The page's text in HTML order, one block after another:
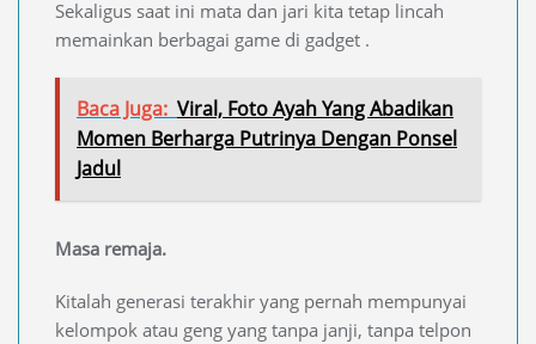
Sekaligus saat ini mata dan jari kita tetap lincah
memainkan berbagai game di gadget .
Baca Juga: Viral, Foto Ayah Yang Abadikan
Momen Berharga Putrinya Dengan Ponsel
Jadul
Masa remaja.
Kitalah generasi terakhir yang pernah mempunyai
kelompok atau geng yang tanpa janji, tanpa telpon